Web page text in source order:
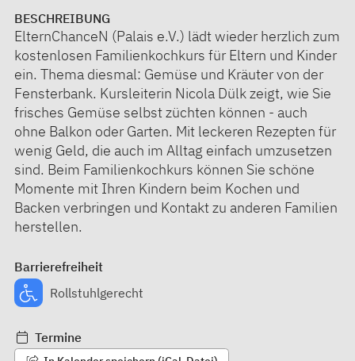
BESCHREIBUNG
ElternChanceN (Palais e.V.) lädt wieder herzlich zum
kostenlosen Familienkochkurs für Eltern und Kinder
ein. Thema diesmal: Gemüse und Kräuter von der
Fensterbank. Kursleiterin Nicola Dülk zeigt, wie Sie
frisches Gemüse selbst züchten können - auch
ohne Balkon oder Garten. Mit leckeren Rezepten für
wenig Geld, die auch im Alltag einfach umzusetzen
sind. Beim Familienkochkurs können Sie schöne
Momente mit Ihren Kindern beim Kochen und
Backen verbringen und Kontakt zu anderen Familien
herstellen.
Barrierefreiheit
Rollstuhlgerecht
Termine